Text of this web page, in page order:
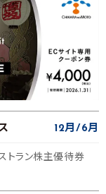
12月 6月
トラン株主優待券